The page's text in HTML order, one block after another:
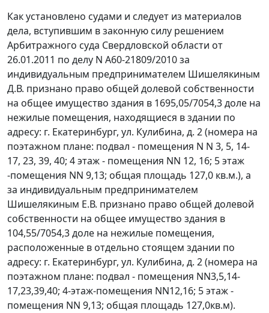
Как установлено судами и следует из материалов
дела, вступившим в законную силу решением
Арбитражного суда Свердловской области от
26.01.2011 по делу N А60-21809/2010 за
индивидуальным предпринимателем Шишелякиным
Д.В. признано право общей долевой собственности
на общее имущество здания в 1695,05/7054,3 доле на
нежилые помещения, находящиеся в здании по
адресу: г. Екатеринбург, ул. Кулибина, д. 2 (номера на
поэтажном плане: подвал - помещения N N 3, 5, 14-
17, 23, 39, 40; 4 этаж - помещения NN 12, 16; 5 этаж
-помещения NN 9,13; общая площадь 127,0 кв.м.), а
за индивидуальным предпринимателем
Шишелякиным Е.В. признано право общей долевой
собственности на общее имущество здания в
104,55/7054,3 доле на нежилые помещения,
расположенные в отдельно стоящем здании по
адресу: г. Екатеринбург, ул. Кулибина, д. 2 (номера на
поэтажном плане: подвал - помещения NN3,5,14-
17,23,39,40; 4-этаж-помещения NN12,16; 5 этаж -
помещения NN 9,13; общая площадь 127,0кв.м).